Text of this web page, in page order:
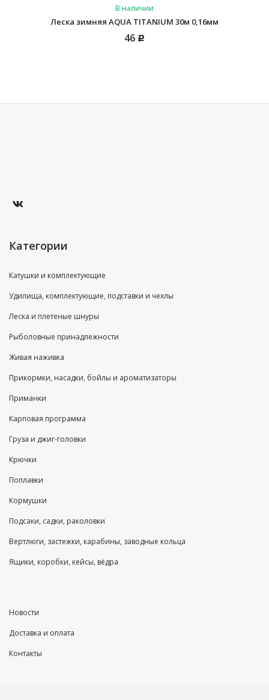
В наличии
Леска зимняя AQUA TITANIUM 30м 0,16мм
46 Р
Категории
Катушки и комплектующие
Удилища, комплектующие, подставки и чехлы
Леска и плетеные шнуры
Рыболовные принадлежности
Живая наживка
Прикормки, насадки, бойлы и ароматизаторы
Приманки
Карповая программа
Груза и джиг-головки
Крючки
Поплавки
Кормушки
Подсаки, садки, раколовки
Вертлюги, застежки, карабины, заводные кольца
Ящики, коробки, кейсы, вёдра
Новости
Доставка и оплата
Контакты